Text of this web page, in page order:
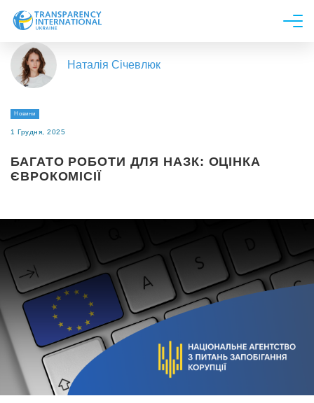
Про нас
Новини
Напрями роботи
Долучитися
Наталія Січевлюк
Новини
1 Грудня, 2025
БАГАТО РОБОТИ ДЛЯ НАЗК: ОЦІНКА
ЄВРОКОМІСІЇ